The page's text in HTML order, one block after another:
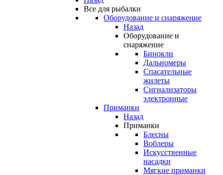
Все для рыбалки
Оборудование и снаряжение
Назад
Оборудование и
снаряжение
Бинокли
Дальномеры
Спасательные
жилеты
Сигнализаторы
электронные
Приманки
Назад
Приманки
Блесны
Воблеры
Искусственные
насадки
Мягкие приманки